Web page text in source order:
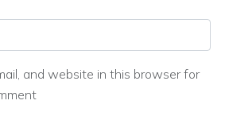
and website in this browser for